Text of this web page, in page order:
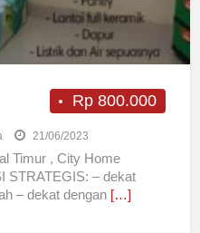
Rp 800.000
21/06/2023
Timur , City Home
STRATEGIS: – dekat
– dekat dengan […]